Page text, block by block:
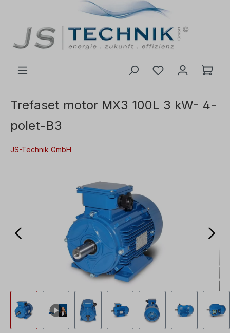
Trefaset motor MX3 100L 3 kW- 4-
polet-B3
JS-Technik GmbH